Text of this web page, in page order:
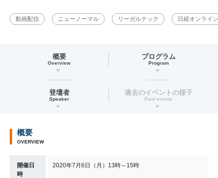
動画配信 ニューノーマル リーガルテック 日経オンライ
概要
Overview
プログラム
Program
登壇者
Speaker
過去のイベントの様子
Past events
概要
OVERVIEW
開催日
時
2020年7月6日（月）13時～15時